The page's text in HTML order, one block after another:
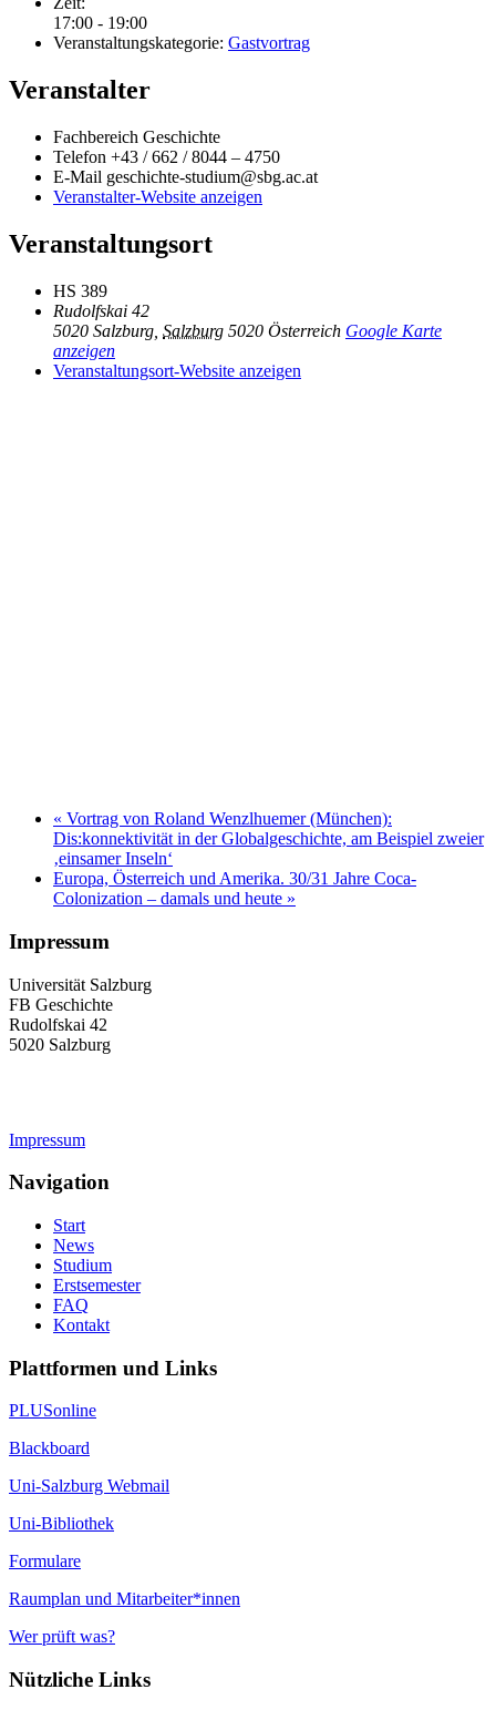
17:00 - 19:00
Veranstaltungskategorie: Gastvortrag
Veranstalter
Fachbereich Geschichte
Telefon +43 / 662 / 8044 – 4750
E-Mail geschichte-studium@sbg.ac.at
Veranstalter-Website anzeigen
Veranstaltungsort
HS 389
Rudolfskai 42
5020 Salzburg Salzburg 5020 Österreich Google Karte
anzeigen
Veranstaltungsort-Website anzeigen
« Vortrag von Roland Wenzlhuemer (München):
Dis:konnektivität in der Globalgeschichte, am Beispiel zweier
‚einsamer Inseln‘
Europa, Österreich und Amerika. 30/31 Jahre Coca-
Colonization – damals und heute »
Impressum
Universität Salzburg
FB Geschichte
Rudolfskai 42
5020 Salzburg
Impressum
Navigation
Start
News
Studium
Erstsemester
FAQ
Kontakt
Plattformen und Links
PLUSonline
Blackboard
Uni-Salzburg Webmail
Uni-Bibliothek
Formulare
Raumplan und Mitarbeiter*innen
Wer prüft was?
Nützliche Links